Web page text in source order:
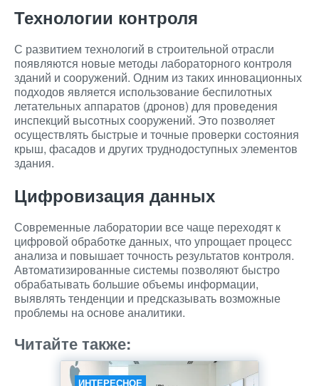
Технологии контроля
С развитием технологий в строительной отрасли
появляются новые методы лабораторного контроля
зданий и сооружений. Одним из таких инновационных
подходов является использование беспилотных
летательных аппаратов (дронов) для проведения
инспекций высотных сооружений. Это позволяет
осуществлять быстрые и точные проверки состояния
крыш, фасадов и других труднодоступных элементов
здания.
Цифровизация данных
Современные лаборатории все чаще переходят к
цифровой обработке данных, что упрощает процесс
анализа и повышает точность результатов контроля.
Автоматизированные системы позволяют быстро
обрабатывать большие объемы информации,
выявлять тенденции и предсказывать возможные
проблемы на основе аналитики.
Читайте также:
ИНТЕРЕСНОЕ